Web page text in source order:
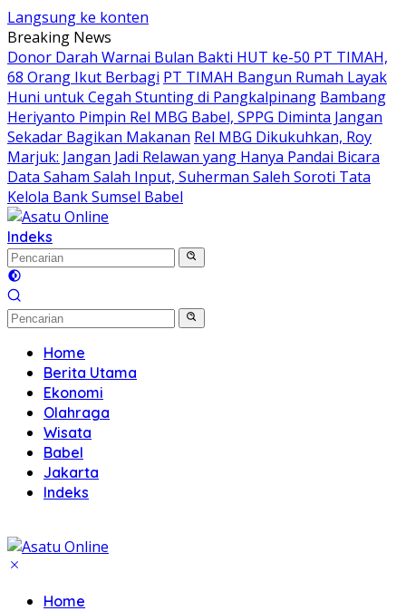
Langsung ke konten
Breaking News
Donor Darah Warnai Bulan Bakti HUT ke-50 PT TIMAH,
68 Orang Ikut Berbagi PT TIMAH Bangun Rumah Layak
Huni untuk Cegah Stunting di Pangkalpinang Bambang
Heriyanto Pimpin Rel MBG Babel, SPPG Diminta Jangan
Sekadar Bagikan Makanan Rel MBG Dikukuhkan, Roy
Marjuk: Jangan Jadi Relawan yang Hanya Pandai Bicara
Data Saham Salah Input, Suherman Saleh Soroti Tata
Kelola Bank Sumsel Babel
Indeks
Home
Berita Utama
Ekonomi
Olahraga
Wisata
Babel
Jakarta
Indeks
Home